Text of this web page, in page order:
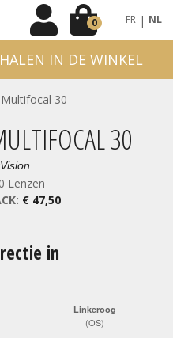
0 FR | NL
IN DE WINKEL
30
Lenzen
€ 47,50
in
Linkeroog
(OS)